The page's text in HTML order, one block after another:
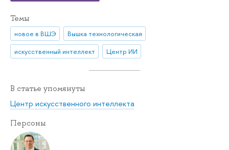
Темы
новое в ВШЭ
Вышка технологическая
искусственный интеллект
Центр ИИ
В статье упомянуты
Центр искусственного интеллекта
Персоны